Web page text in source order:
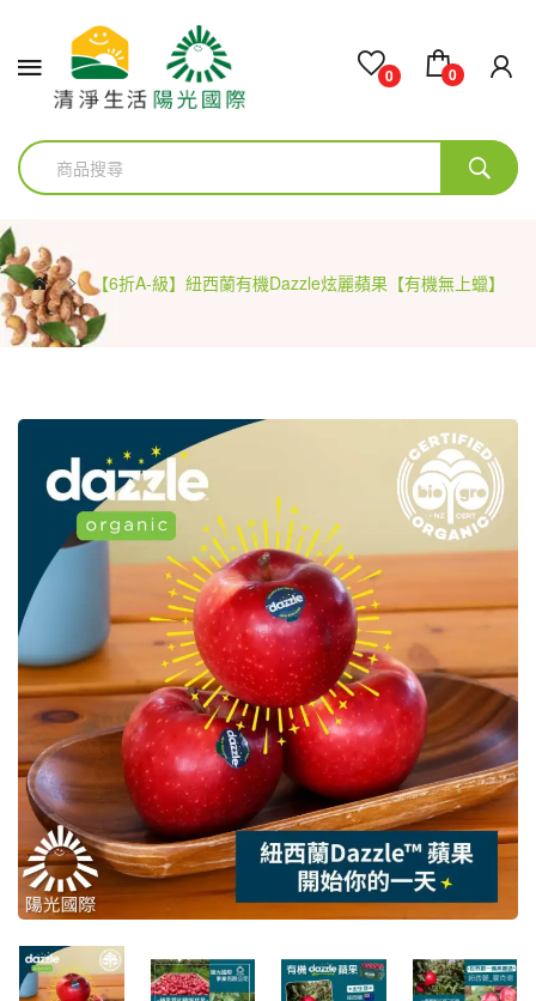
0 0
【6折A-級】紐西蘭有機Dazzle炫麗蘋果【有機無上蠟】